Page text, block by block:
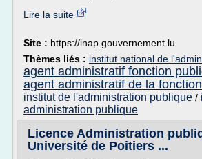
Lire la suite
Site : https://inap.gouvernement.lu
Thèmes liés : institut national de
agent administratif fonction
agent administratif de la
institut de l'administration publique /
administration publique
Licence Administration
Université de Poitiers ...